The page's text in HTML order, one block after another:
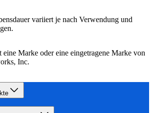
variiert je nach Verwendung und
Marke oder eine eingetragene Marke von
Inc.